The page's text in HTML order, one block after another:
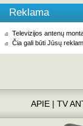
Reklama
Televizijos antenų
Čia gali būti Jūsų
APIE| TV